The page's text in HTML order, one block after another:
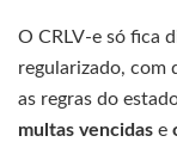
O CRLV-e só fica
regularizado, com
as regras do
multas vencidas e